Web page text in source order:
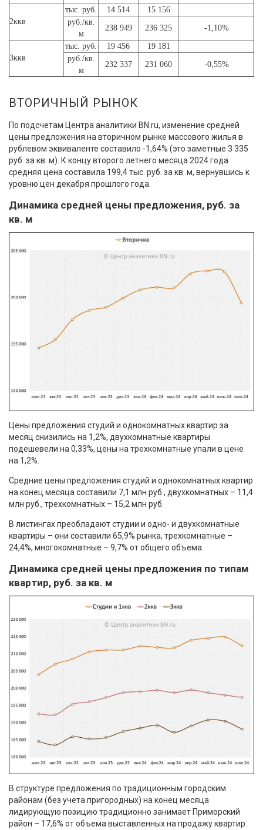
2ккв
тыс. руб. 14 514
15 156
руб./кв.
м
238 949 236 325 -1,10%
3ккв
тыс. руб. 19 456
19 181
руб./кв.
м
232 337 231 060 -0,55%
ВТОРИЧНЫЙ РЫНОК
По подсчетам Центра аналитики BN.ru, изменение средней
цены предложения на вторичном рынке массового жилья в
рублевом эквиваленте составило -1,64% (это заметные 3 335
руб. за кв. м). К концу второго летнего месяца 2024 года
средняя цена составила 199,4 тыс. руб. за кв. м, вернувшись к
уровню цен декабря прошлого года.
Динамика средней цены предложения, руб. за
кв. м
Цены предложения студий и однокомнатных квартир за
месяц снизились на 1,2%, двухкомнатные квартиры
подешевели на 0,33%, цены на трехкомнатные упали в цене
на 1,2%.
Средние цены предложения студий и однокомнатных квартир
на конец месяца составили 7,1 млн руб., двухкомнатных – 11,4
млн руб., трехкомнатных – 15,2 млн руб.
В листингах преобладают студии и одно- и двухкомнатные
квартиры – они составили 65,9% рынка, трехкомнатные –
24,4%, многокомнатные – 9,7% от общего объема.
Динамика средней цены предложения по типам
квартир, руб. за кв. м
В структуре предложения по традиционным городским
районам (без учета пригородных) на конец месяца
лидирующую позицию традиционно занимает Приморский
район – 17,6% от объема выставленных на продажу квартир.